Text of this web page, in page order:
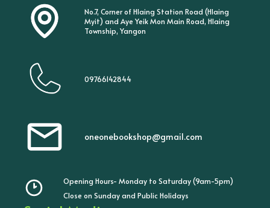
No.7, Corner of Hlaing Station Road (Hlaing
Myit) and Aye Yeik Mon Main Road, Hlaing
Township, Yangon
09766142844
oneonebookshop@gmail.com
Opening Hours- Monday to Saturday (9am-5pm)
Close on Sunday and Public Holidays